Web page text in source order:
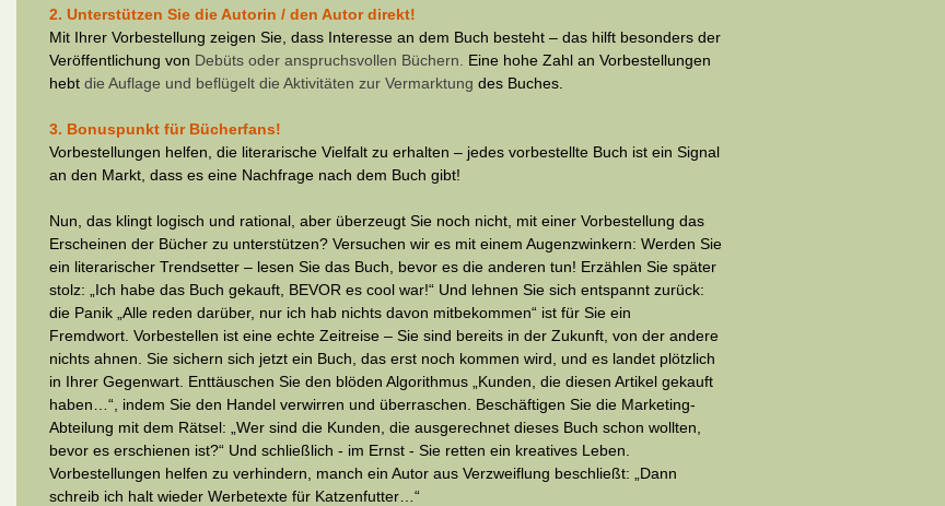
2. Unterstützen Sie die Autorin / den Autor direkt!
Mit Ihrer Vorbestellung zeigen Sie, dass Interesse an dem Buch besteht – das hilft besonders der
Veröffentlichung von Debüts oder anspruchsvollen Büchern.
Eine hohe Zahl an Vorbestellungen
hebtdie Auflage und beflügelt die Aktivitäten zur Vermarktung des Buches.
3. Bonuspunkt für Bücherfans!
Vorbestellungen helfen, die literarische Vielfalt zu erhalten – jedes vorbestellte Buch ist ein Signal
an den Markt, dass es eine Nachfrage nach dem Buch gibt!
Nun, das klingt logisch und rational, aber überzeugt Sie noch nicht, mit einer Vorbestellung das
Erscheinen der Bücher zu unterstützen? Versuchen wir es mit einem Augenzwinkern: Werden Sie
ein literarischer Trendsetter – lesen Sie das Buch, bevor es die anderen tun! Erzählen Sie später
stolz: „Ich habe das Buch gekauft, BEVOR es cool war!“ Und lehnen Sie sich entspannt zurück:
die Panik „Alle reden darüber, nur ich hab nichts davon mitbekommen“ ist für Sie ein
Fremdwort. Vorbestellen ist eine echte Zeitreise – Sie sind bereits in der Zukunft, von der andere
nichts ahnen. Sie sichern sich jetzt ein Buch, das erst noch kommen wird, und es landet plötzlich
in Ihrer Gegenwart. Enttäuschen Sie den blöden Algorithmus „Kunden, die diesen Artikel gekauft
haben…“, indem Sie den Handel verwirren und überraschen. Beschäftigen Sie die Marketing-
Abteilung mit dem Rätsel: „Wer sind die Kunden, die ausgerechnet dieses Buch schon wollten,
bevor es erschienen ist?“ Und schließlich - im Ernst - Sie retten ein kreatives Leben.
Vorbestellungen helfen zu verhindern, manch ein Autor aus Verzweiflung beschließt: „Dann
schreib ich halt wieder Werbetexte für Katzenfutter…“